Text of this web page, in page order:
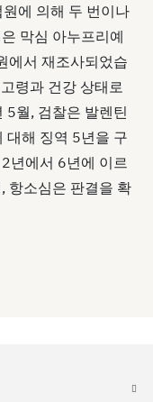
에 의해 두 번이나
막심 아누프리예
에서 재조사되었습
령과 건강 상태로
월, 검찰은 발렌틴
대해 징역 5년을 구
년에서 6년에 이르
항소심은 판결을 확